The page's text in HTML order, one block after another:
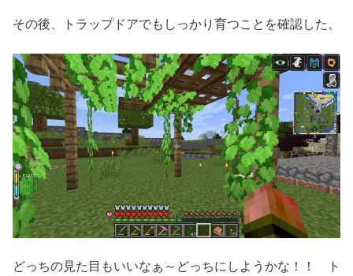
その後、トラップドアでもしっかり育つことを確認した。
どっちの見た目もいいなぁ～どっちにしようかな！！ ト